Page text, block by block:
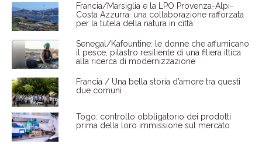
Francia/Marsiglia e la LPO Provenza-Alpi-
Costa Azzurra: una collaborazione rafforzata
per la tutela della natura in città
Senegal/Kafountine: le donne che affumicano
il pesce, pilastro resiliente di una filiera ittica
alla ricerca di modernizzazione
Francia / Una bella storia d’amore tra questi
due comuni
Togo: controllo obbligatorio dei prodotti
prima della loro immissione sul mercato